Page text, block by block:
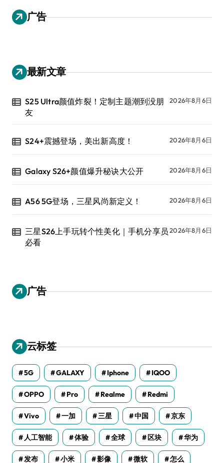
广告
最新文章
S25 Ultra颜值炸裂！定制主题潮到没朋
友
2026年8月6日
S24+震撼登场，美出新高度！ 2026年8月6日
Galaxy S26+颜值爆升秘诀大公开 2026年8月6日
A56 5G登场，三星风尚新定义！ 2026年8月6日
三星S26上手玩转个性美化｜手机分享员
必看
2026年8月6日
广告
云标签
5G GALAXY Iphone IQOO
OPPO Pro Realme Redmi
Vivo 一加 三星 中国 京东
人工智能 体验 全球 区块 华为
发布 小米 影像 微软 怎么